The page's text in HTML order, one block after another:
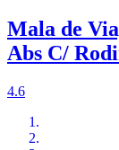
Mala de
Abs C/
4.6